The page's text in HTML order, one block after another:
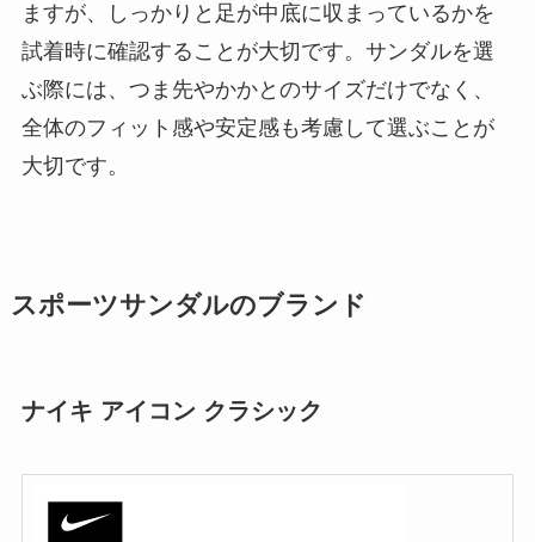
ますが、しっかりと足が中底に収まっているかを
試着時に確認することが大切です。サンダルを選
ぶ際には、つま先やかかとのサイズだけでなく、
全体のフィット感や安定感も考慮して選ぶことが
大切です。
スポーツサンダルのブランド
ナイキ アイコン クラシック